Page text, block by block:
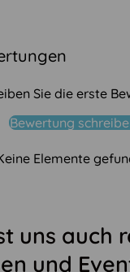
Sie die erste
Bewertung
Elemente
uns auch
und